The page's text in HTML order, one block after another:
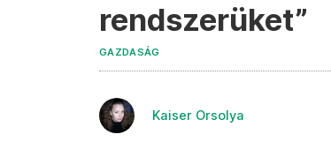
rendszerüket”
GAZDASÁG
Kaiser Orsolya